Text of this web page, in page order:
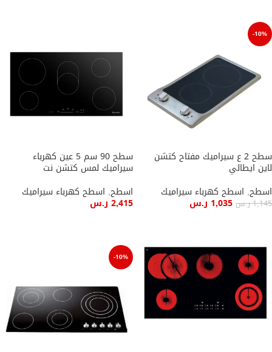
-10%
سطح 2 ع سيراميك مفتاح كتشن
لاين ايطالي
اسطح, اسطح كهرباء سيراميك
1,145ر.س 1,035 ر.س
سطح 90 سم 5 عين كهرباء
سيراميك لمس كتشن نت
اسطح, اسطح كهرباء سيراميك
2,415 ر.س
-10%